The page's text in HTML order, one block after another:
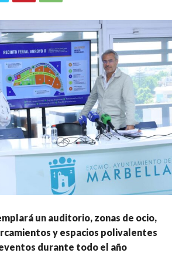
un auditorio, zonas de ocio,
y espacios polivalentes
durante todo el año